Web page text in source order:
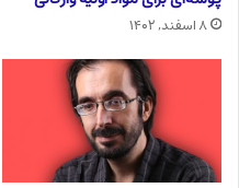
۸ اسفند, ۱۴۰۲